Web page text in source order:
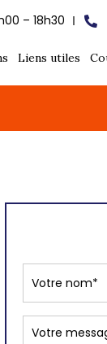
– 18h30
Liens utiles